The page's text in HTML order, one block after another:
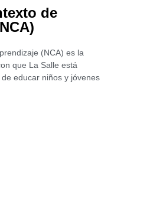
de
(NCA) es la
que La Salle está
educar niños y jóvenes